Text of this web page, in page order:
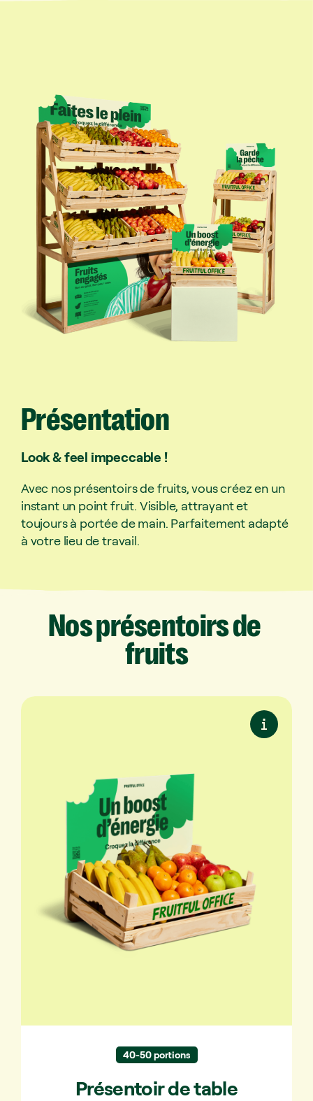
Présentation
Look & feel impeccable !
Avec nos présentoirs de fruits, vous créez en un
instant un point fruit. Visible, attrayant et
toujours à portée de main. Parfaitement adapté
à votre lieu de travail.
Nosprésentoirsde
fruits
40-50 portions
Présentoir de table
Présentoir de table
table, un comptoir ou une cuisine.
✔ Pour 20 à 25 personnes